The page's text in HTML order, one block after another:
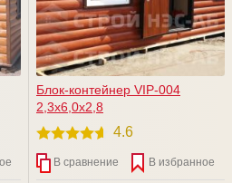
Блок-контейнер VIP-004
2,3х6,0х2,8
4.6
В сравнение В избранное